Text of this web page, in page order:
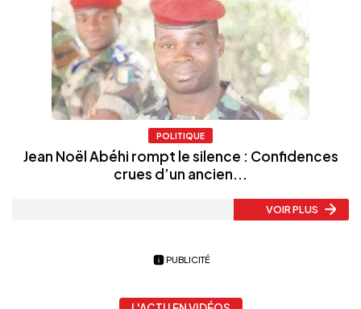
POLITIQUE
Jean Noël Abéhi rompt le silence : Confidences
crues d’un ancien...
VOIR PLUS
PUBLICITÉ